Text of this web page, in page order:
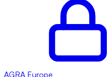
AGRA Europe